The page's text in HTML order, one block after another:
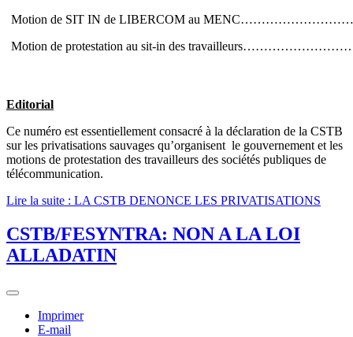
Motion de SIT IN de LIBERCOM au
Motion de protestation au sit-in des
Editorial
Ce numéro est essentiellement consacré à la déclaration de la CSTB
sur les privatisations sauvages qu’organisent le gouvernement et les
motions de protestation des travailleurs des sociétés publiques de
télécommunication.
Lire la suite : LA CSTB DENONCE LES PRIVATISATIONS
CSTB/FESYNTRA: NON A LA LOI
ALLADATIN
Imprimer
E-mail